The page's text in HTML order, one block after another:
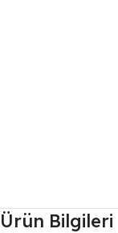
Ürün Bilgileri